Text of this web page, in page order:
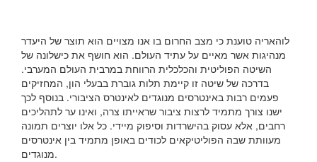
לוהאריה טוענת כי מצב החרום בו אנו מצויים הוא תוצר של היעדר
מנהיגות אשר מאיים על עתיד העולם. הוא חושף את כישלונה של
השיטה הפוליטית והכלכלית הרווחת במרבית העולם המערבי.
בדרכה של שיטה זו קיימת תלות גוברת בבעלי הון, המחזיקים
פעמים רבות באינטרסים מנוגדים לאינטרס הציבורי. בנוסף לכך
ישנו צורך מתמיד לרצות ציבור שראייתו צרה, ואינו ער לתהליכים
רחבים, אלא עסוק בהישרדות וסיפוק מיידי. כל אלו יוצרים תמונה
מעוותת שבה הפוליטיקאים לכודים באופן מתמיד בין אינטרסים
מנוגדים.